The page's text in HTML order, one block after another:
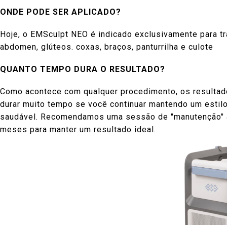
ONDE PODE SER APLICADO?
Hoje, o EMSculpt NEO é indicado exclusivamente para
abdomen, glúteos. coxas, braços, panturrilha e culote
QUANTO TEMPO DURA O RESULTADO?
Como acontece com qualquer procedimento, os
durar muito tempo se você continuar mantendo um
saudável. Recomendamos uma sessão de "manutenção"
meses para manter um resultado ideal.